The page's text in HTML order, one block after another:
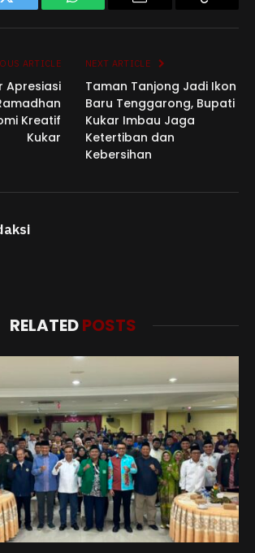
Twitter WhatsApp Email
Copy
ARTICLE
Apresiasi
Kreatif
Kukar
NEXT ARTICLE
Taman Tanjong Jadi Ikon
Baru Tenggarong, Bupati
Kukar Imbau Jaga
Ketertiban dan
Kebersihan
RELATEDPOSTS